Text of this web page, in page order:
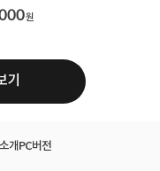
원
기
개PC버전